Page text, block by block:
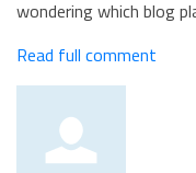
wondering which blog
Read full comment